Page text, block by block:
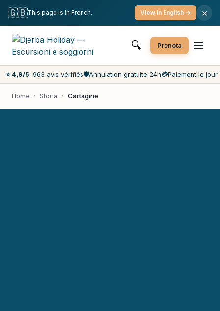
Cancellazione gratuita
Pagamento il giorno stesso
I prezzi più bassi del mercato
Servizio clienti 7 giorni su 7
🔍 Prenota
⭐ 4,9/5· 963 avis vérifiés🛡️Annulation gratuite 24h💳Paiement le jour
Home › Storia › Cartagine
🇬🇧This page is in French. View in English → ×